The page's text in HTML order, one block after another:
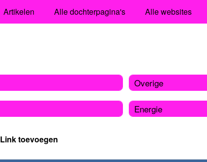
Artikelen Alle dochterpagina's Alle websites
Overige
Energie
Link toevoegen